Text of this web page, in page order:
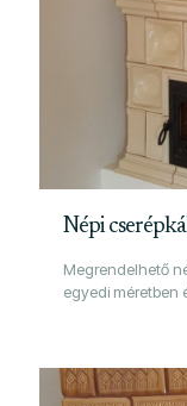
Népi
Megrendelhető
egyedi méretben